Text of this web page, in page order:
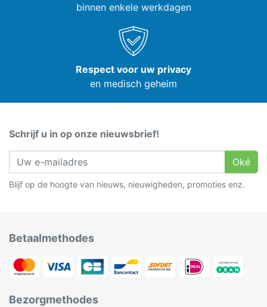
binnen enkele werkdagen
Respect voor uw privacy
en medisch geheim
Schrijf u in op onze nieuwsbrief!
Oké
Blijf op de hoogte van nieuws, nieuwigheden, promoties enz.
Betaalmethodes
Bezorgmethodes